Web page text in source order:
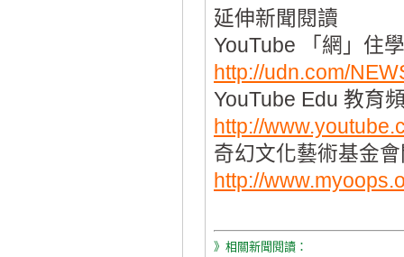
延伸新聞閱讀
YouTube 「網」住
http://udn.com/
YouTube Edu 教育
http://
奇幻文化藝術基金
http://
》相關新聞閱讀：